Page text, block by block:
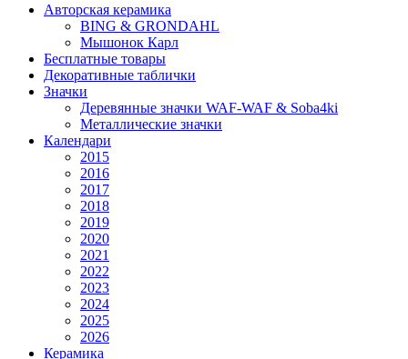
Авторская керамика
BING & GRONDAHL
Мышонок Карл
Бесплатные товары
Декоративные таблички
Значки
Деревянные значки WAF-WAF & Soba4ki
Металлические значки
Календари
2015
2016
2017
2018
2019
2020
2021
2022
2023
2024
2025
2026
Керамика